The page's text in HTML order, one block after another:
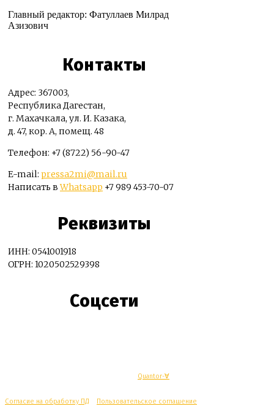
Главный редактор: Фатуллаев Милрад
Азизович
Контакты
Адрес: 367003,
Республика Дагестан,
г. Махачкала, ул. И. Казака,
д. 47, кор. А, помещ. 48
Телефон: +7 (8722) 56-90-47
E-mail: pressa2mi@mail.ru
Написать вWhatsapp +7 989 453-70-07
Реквизиты
ИНН: 0541001918
ОГРН: 1020502529398
Соцсети
Quantor-∀
Согласие на обработку ПД Пользовательское соглашение